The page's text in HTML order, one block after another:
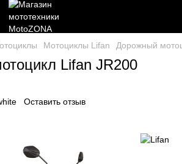
Мотоциклы Lifan Дорожный
Lifan JR200
Оставить отзыв